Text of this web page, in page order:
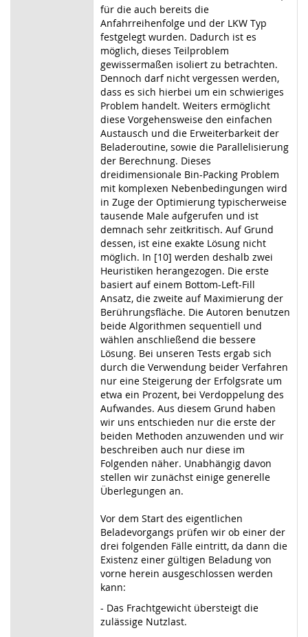
für die auch bereits die
Anfahrreihenfolge und der LKW Typ
festgelegt wurden. Dadurch ist es
möglich, dieses Teilproblem
gewissermaßen isoliert zu betrachten.
Dennoch darf nicht vergessen werden,
dass es sich hierbei um ein schwieriges
Problem handelt. Weiters ermöglicht
diese Vorgehensweise den einfachen
Austausch und die Erweiterbarkeit der
Beladeroutine, sowie die Parallelisierung
der Berechnung. Dieses
dreidimensionale Bin-Packing Problem
mit komplexen Nebenbedingungen wird
in Zuge der Optimierung typischerweise
tausende Male aufgerufen und ist
demnach sehr zeitkritisch. Auf Grund
dessen, ist eine exakte Lösung nicht
möglich. In [10] werden deshalb zwei
Heuristiken herangezogen. Die erste
basiert auf einem Bottom-Left-Fill
Ansatz, die zweite auf Maximierung der
Berührungsfläche. Die Autoren benutzen
beide Algorithmen sequentiell und
wählen anschließend die bessere
Lösung. Bei unseren Tests ergab sich
durch die Verwendung beider Verfahren
nur eine Steigerung der Erfolgsrate um
etwa ein Prozent, bei Verdoppelung des
Aufwandes. Aus diesem Grund haben
wir uns entschieden nur die erste der
beiden Methoden anzuwenden und wir
beschreiben auch nur diese im
Folgenden näher. Unabhängig davon
stellen wir zunächst einige generelle
Überlegungen an.
Vor dem Start des eigentlichen
Beladevorgangs prüfen wir ob einer der
drei folgenden Fälle eintritt, da dann die
Existenz einer gültigen Beladung von
vorne herein ausgeschlossen werden
kann:
- Das Frachtgewicht übersteigt die
zulässige Nutzlast.